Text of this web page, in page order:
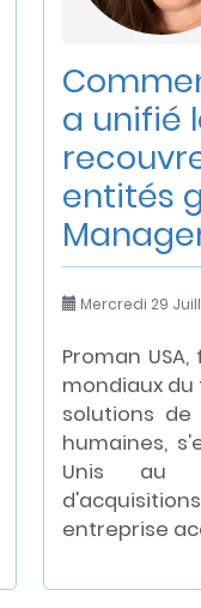
a unifié
entités
Mercredi 29
Proman
mondiaux
solutions
humaines,
Unis au
entreprise